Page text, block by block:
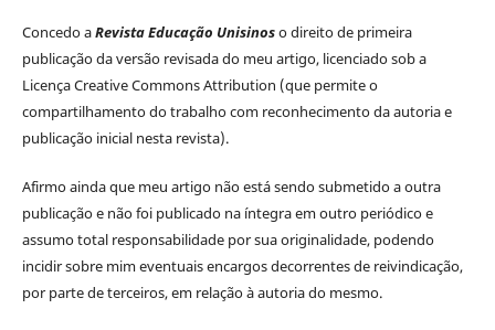
Concedo aRevista Educação Unisinoso direito de primeira
publicação da versão revisada do meu artigo, licenciado sob a
Licença Creative Commons Attribution (que permite o
compartilhamento do trabalho com reconhecimento da autoria e
publicação inicial nesta revista).
Afirmo ainda que meu artigo não está sendo submetido a outra
publicação e não foi publicado na íntegra em outro periódico e
assumo total responsabilidade por sua originalidade, podendo
incidir sobre mim eventuais encargos decorrentes de reivindicação,
por parte de terceiros, em relação à autoria do mesmo.